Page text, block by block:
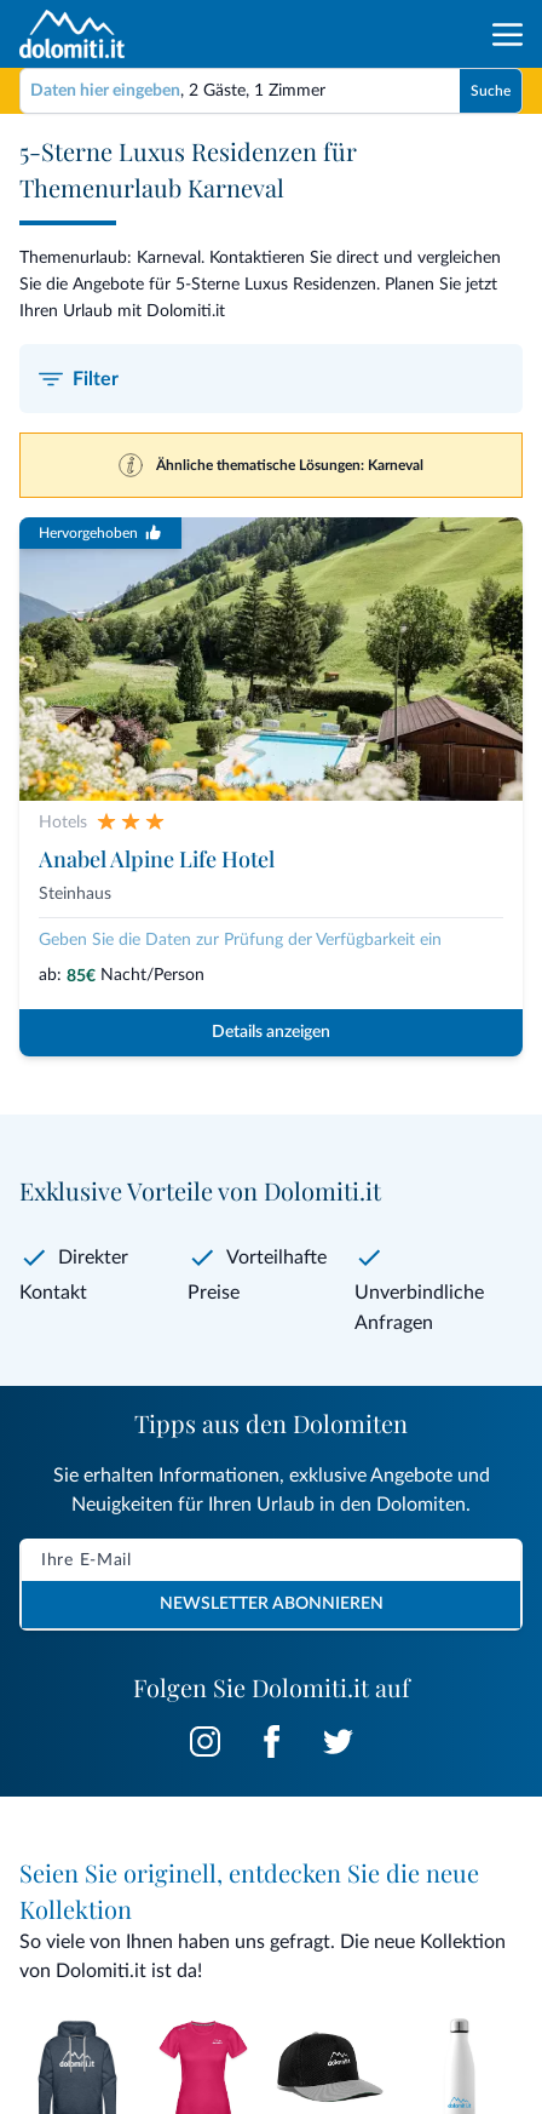
Daten hier eingeben, 2 Gäste, 1 Zimmer Suche
5-Sterne Luxus Residenzen für
Themenurlaub Karneval
Themenurlaub: Karneval. Kontaktieren Sie direct und vergleichen
Sie die Angebote für 5-Sterne Luxus Residenzen. Planen Sie jetzt
Ihren Urlaub mit Dolomiti.it
Filter
Ähnliche thematische Lösungen: Karneval
Hervorgehoben
Hotels
Anabel Alpine Life Hotel
Steinhaus
Geben Sie die Daten zur Prüfung der Verfügbarkeit ein
ab: 85€ Nacht/Person
Details anzeigen
Exklusive Vorteile von Dolomiti.it
Direkter
Kontakt
Vorteilhafte
Preise
Unverbindliche
Anfragen
Folgen Sie Dolomiti.it auf
Tipps aus den Dolomiten
Sie erhalten Informationen, exklusive Angebote und
Neuigkeiten für Ihren Urlaub in den Dolomiten.
NEWSLETTER ABONNIEREN
Seien Sie originell, entdecken Sie die neue
Kollektion
So viele von Ihnen haben uns gefragt. Die neue Kollektion
von Dolomiti.it ist da!